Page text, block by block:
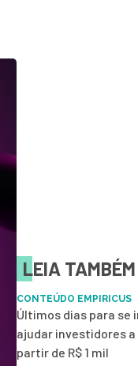
LEIA TAMBÉM
CONTEÚDO EMPIRICUS
Últimos dias para se
ajudar investidores a
partir de R$ 1 mil